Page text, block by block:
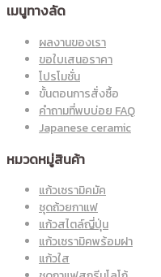
เมนูทางลัด
ผลงานของเรา
ขอใบเสนอราคา
โปรโมชั่น
ขั้นตอนการสั่งซื้อ
คำถามที่พบบ่อย FAQ
Japanese ceramic
หมวดหมู่สินค้า
แก้วเซรามิคมัค
ชุดถ้วยกาแฟ
แก้วสไตล์ญี่ปุ่น
แก้วเซรามิคพร้อมฝา
แก้วใส